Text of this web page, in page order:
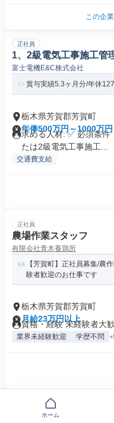
この企
正社員
1、2級電気工事施工管
富士電機E&C株式会社
賞与実績5.3ヶ月分/年休
栃木県芳賀郡芳賀町
年俸500万円～1000万円
求める人材: ✅ 必須条件
たは2級電気工事施工...
交通費支給
正社員
農場作業スタッフ
有限会社青木養鶏所
【芳賀町】正社員募集/農
験者歓迎のお仕事です
栃木県芳賀郡芳賀町
月給23万円以上
資格・経験 未経験者大
業界未経験歓迎 学歴不問
大手企業内の清掃業務
ホーム